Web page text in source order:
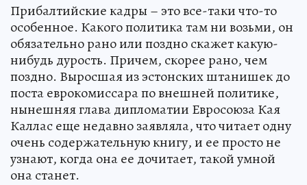
Прибалтийские кадры – это все-таки что-то
особенное. Какого политика там ни возьми, он
обязательно рано или поздно скажет какую-
нибудь дурость. Причем, скорее рано, чем
поздно. Выросшая из эстонских штанишек до
поста еврокомиссара по внешней политике,
нынешняя глава дипломатии Евросоюза Кая
Каллас еще недавно заявляла, что читает одну
очень содержательную книгу, и ее просто не
узнают, когда она ее дочитает, такой умной
она станет.